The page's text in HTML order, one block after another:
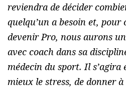
reviendra de décider
quelqu’un a besoin et,
devenir Pro, nous aurons
avec coach dans sa
médecin du sport. Il s’agira
mieux le stress, de donner